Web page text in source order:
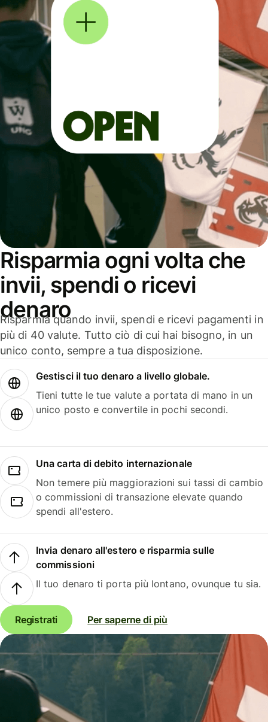
Risparmia ogni volta che
invii, spendi o ricevi
denaro
Risparmia quando invii, spendi e ricevi pagamenti in
più di 40 valute. Tutto ciò di cui hai bisogno, in un
unico conto, sempre a tua disposizione.
Gestisci il tuo denaro a livello globale.
Tieni tutte le tue valute a portata di mano in un
unico posto e convertile in pochi secondi.
Una carta di debito internazionale
Non temere più maggiorazioni sui tassi di cambio
o commissioni di transazione elevate quando
spendi all'estero.
Invia denaro all'estero e risparmia sulle
commissioni
Il tuo denaro ti porta più lontano, ovunque tu sia.
Registrati Per saperne di più